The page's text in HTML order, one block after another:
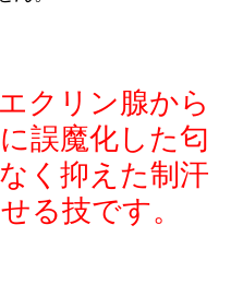
クリン腺から
誤魔化した匂
く抑えた制汗
る技です。